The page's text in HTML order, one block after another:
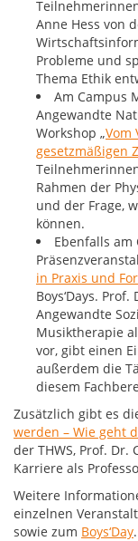
Anne Hess von
Probleme und
Thema Ethik
Am Campus
Angewandte
Workshop „Vom
gesetzmäßigen
Rahmen der
und der Frage,
können.
Ebenfalls
in Praxis und
Boys‘Days.
Angewandte
Musiktherapie
vor, gibt einen
außerdem die
diesem
Zusätzlich gibt es
werden – Wie geht
der THWS, Prof.
Karriere als
Weitere
einzelnen
sowie zum Boys‘Day.